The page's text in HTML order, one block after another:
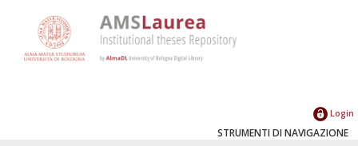
Login
STRUMENTI DI NAVIGAZIONE